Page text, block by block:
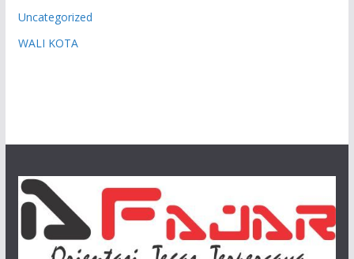
Uncategorized
WALI KOTA